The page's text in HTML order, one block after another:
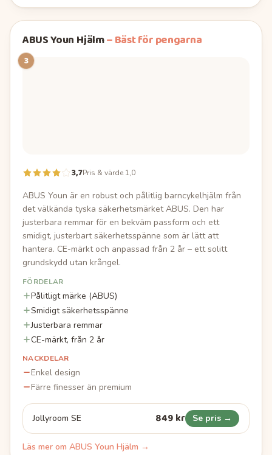
ABUS Youn Hjälm–Bäst för pengarna
3
3,7Pris & värde 1,0
ABUS Youn är en robust och pålitlig barncykelhjälm från
det välkända tyska säkerhetsmärket ABUS. Den har
justerbara remmar för en bekväm passform och ett
smidigt, justerbart säkerhetsspänne som är lätt att
hantera. CE-märkt och anpassad från 2 år – ett solitt
grundskydd utan krångel.
FÖRDELAR
Pålitligt märke (ABUS)
Smidigt säkerhetsspänne
Justerbara remmar
CE-märkt, från 2 år
NACKDELAR
Enkel design
Färre finesser än premium
Jollyroom SE 849 kr Se pris →
Läs mer om ABUS Youn Hjälm →